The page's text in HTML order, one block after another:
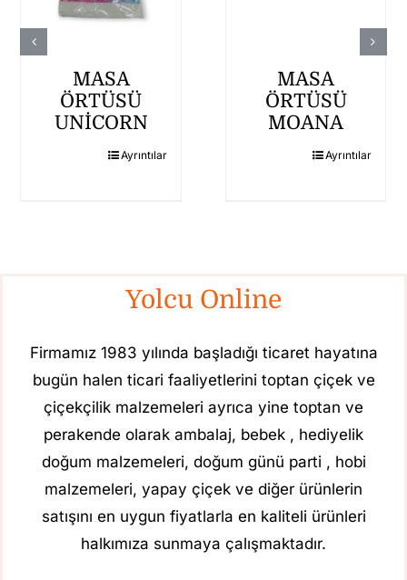
MASA
ÖRTÜSÜ
UNİCORN
Ayrıntılar
MASA
ÖRTÜSÜ
MOANA
Ayrıntılar
Yolcu Online
Firmamız 1983 yılında başladığı ticaret hayatına
bugün halen ticari faaliyetlerini toptan çiçek ve
çiçekçilik malzemeleri ayrıca yine toptan ve
perakende olarak ambalaj, bebek , hediyelik
doğum malzemeleri, doğum günü parti , hobi
malzemeleri, yapay çiçek ve diğer ürünlerin
satışını en uygun fiyatlarla en kaliteli ürünleri
halkımıza sunmaya çalışmaktadır.